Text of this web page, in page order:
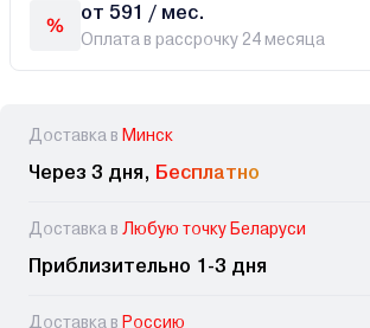
от 591 / мес.
Оплата в рассрочку 24 месяца
Доставка в Минск
Через 3 дня, Бесплатно
Доставка в Любую точку Беларуси
Приблизительно 1-3 дня
Доставка в Россию